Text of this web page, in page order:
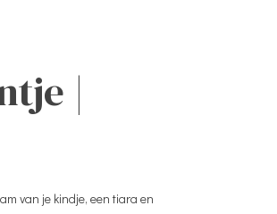
|
van je kindje, een tiara en